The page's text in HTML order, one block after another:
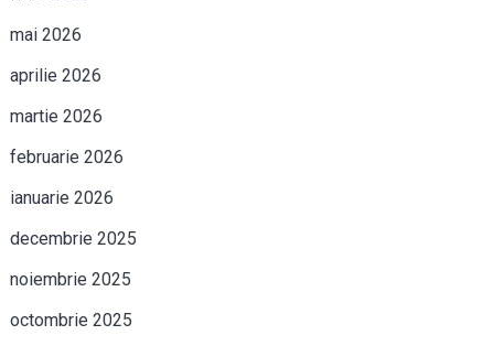
mai 2026
aprilie 2026
martie 2026
februarie 2026
ianuarie 2026
decembrie 2025
noiembrie 2025
octombrie 2025